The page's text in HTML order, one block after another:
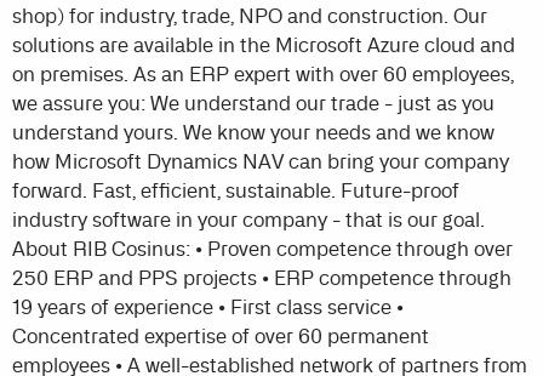
shop) for industry, trade, NPO and construction. Our
solutions are available in the Microsoft Azure cloud and
on premises. As an ERP expert with over 60 employees,
we assure you: We understand our trade - just as you
understand yours. We know your needs and we know
how Microsoft Dynamics NAV can bring your company
forward. Fast, efficient, sustainable. Future-proof
industry software in your company - that is our goal.
About RIB Cosinus: • Proven competence through over
250 ERP and PPS projects • ERP competence through
19 years of experience • First class service •
Concentrated expertise of over 60 permanent
employees • A well-established network of partners from